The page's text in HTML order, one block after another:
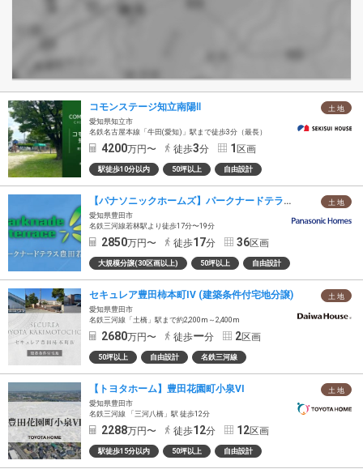
土 地
コモンステージ知立南陽Ⅱ
愛知県知立市
名鉄名古屋本線「牛田(愛知)」駅まで徒歩3分（最長）
4200万円〜 徒歩3分 1 区画
駅徒歩10分以内 50坪以上 自由設計
土 地
【パナソニックホームズ】パークナードテラス豊田若林（建築条件付）
愛知県豊田市
名鉄三河線若林駅より徒歩17分〜19分
2850万円〜 徒歩17分 36区画
大規模分譲(30区画以上) 50坪以上 自由設計
土 地
セキュレア豊田柿本町IV (建築条件付宅地分譲)
愛知県豊田市
名鉄三河線「土橋」駅まで約2,200m～2,400m
2680万円〜 徒歩ー分 2区画
50坪以上 自由設計 名鉄三河線
土 地
【トヨタホーム】豊田花園町小泉VI
愛知県豊田市
名鉄三河線 「三河八橋」駅 徒歩12分
2288万円〜 徒歩12分 12区画
駅徒歩15分以内 50坪以上 自由設計